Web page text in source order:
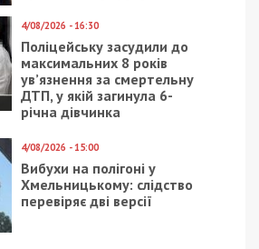
4/08/2026 - 16:30
Поліцейську засудили до
максимальних 8 років
ув’язнення за смертельну
ДТП, у якій загинула 6-
річна дівчинка
4/08/2026 - 15:00
Вибухи на полігоні у
Хмельницькому: слідство
перевіряє дві версії